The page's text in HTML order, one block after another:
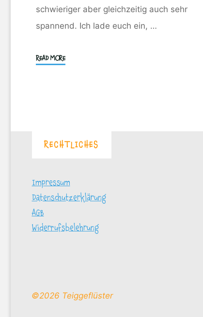
schwieriger aber gleichzeitig auch sehr
spannend. Ich lade euch ein, …
READ MORE"Mein
RECHTLICHES
Impressum
Datenschutzerklärung
AGB
Widerrufsbelehrung
©2026 Teiggeflüster